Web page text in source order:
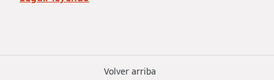
Volver arriba